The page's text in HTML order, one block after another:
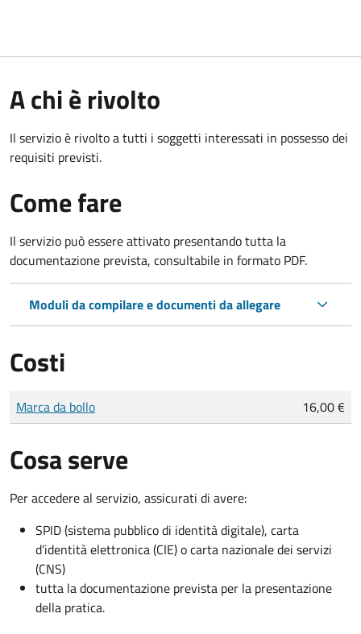
A chi è rivolto
Il servizio è rivolto a tutti i soggetti interessati in possesso dei
requisiti previsti.
Come fare
Il servizio può essere attivato presentando tutta la
documentazione prevista, consultabile in formato PDF.
Moduli da compilare e documenti da allegare
Costi
Tipo di pagamento
Importo
Marca da bollo 16,00 €
Cosa serve
Per accedere al servizio, assicurati di avere:
SPID (sistema pubblico di identità digitale), carta
d’identità elettronica (CIE) o carta nazionale dei servizi
(CNS)
tutta la documentazione prevista per la presentazione
della pratica.